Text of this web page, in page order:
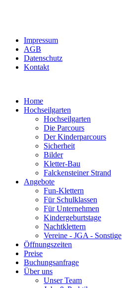
Impressum
AGB
Datenschutz
Kontakt
Home
Hochseilgarten
Hochseilgarten
Die Parcours
Der Kinderparcours
Sicherheit
Bilder
Kletter-Bau
Falckensteiner Strand
Angebote
Fun-Klettern
Für Schulklassen
Für Unternehmen
Kindergeburtstage
Nachtklettern
Vereine - JGA - Sonstige
Öffnungszeiten
Preise
Buchungsanfrage
Über uns
Unser Team